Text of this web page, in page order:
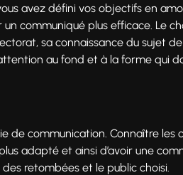
avez défini vos objectifs en
communiqué plus efficace. Le
sa connaissance du sujet
au fond et à la forme qui
de communication. Connaître les
adapté et ainsi d’avoir une
retombées et le public choisi.